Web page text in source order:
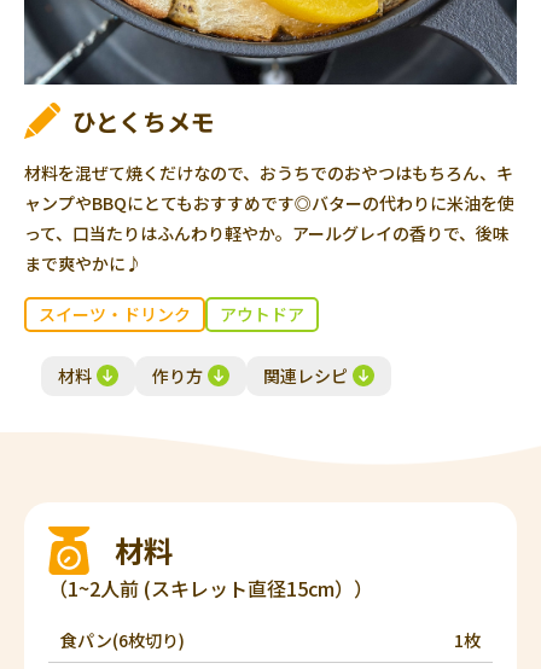
ひとくちメモ
材料を混ぜて焼くだけなので、おうちでのおやつはもちろん、キ
ャンプやBBQにとてもおすすめです◎バターの代わりに米油を使
って、口当たりはふんわり軽やか。アールグレイの香りで、後味
まで爽やかに♪
スイーツ・ドリンク アウトドア
材料 作り方 関連レシピ
材料
（1~2人前 (スキレット直径15cm））
食パン(6枚切り)
1枚